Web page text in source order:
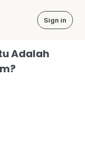
Sign in
Adalah